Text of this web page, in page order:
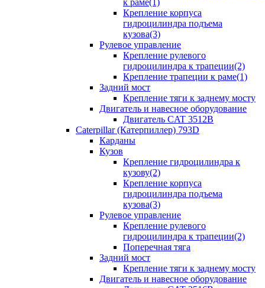
к раме(1)
Крепление корпуса
гидроцилиндра подъема
кузова(3)
Рулевое управление
Крепление рулевого
гидроцилиндра к трапеции(2)
Крепление трапеции к раме(1)
Задний мост
Крепление тяги к заднему мосту
Двигатель и навесное оборудование
Двигатель CAT 3512B
Caterpillar (Катерпиллер) 793D
Карданы
Кузов
Крепление гидроцилиндра к
кузову(2)
Крепление корпуса
гидроцилиндра подъема
кузова(3)
Рулевое управление
Крепление рулевого
гидроцилиндра к трапеции(2)
Поперечная тяга
Задний мост
Крепление тяги к заднему мосту
Двигатель и навесное оборудование